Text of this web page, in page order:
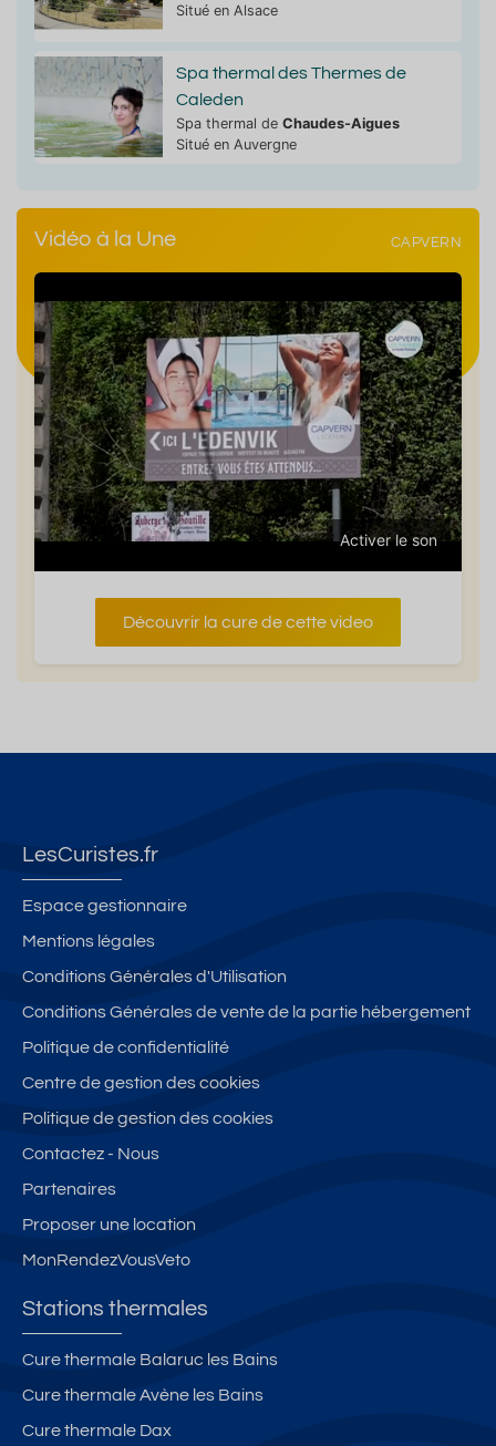
Situé en Alsace
Spa thermal des Thermes de
Caleden
Spa thermal de Chaudes-Aigues
Situé en Auvergne
Vidéo à la Une CAPVERN
Activer le son
Découvrir la cure de cette video
LesCuristes.fr
Espace gestionnaire
Mentions légales
Conditions Générales d'Utilisation
Conditions Générales de vente de la partie hébergement
Politique de confidentialité
Centre de gestion des cookies
Politique de gestion des cookies
Contactez - Nous
Partenaires
Proposer une location
MonRendezVousVeto
Stations thermales
Cure thermale Balaruc les Bains
Cure thermale Avène les Bains
Cure thermale Dax